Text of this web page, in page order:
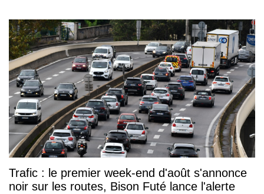
Trafic : le premier week-end d'août s'annonce
noir sur les routes, Bison Futé lance l'alerte